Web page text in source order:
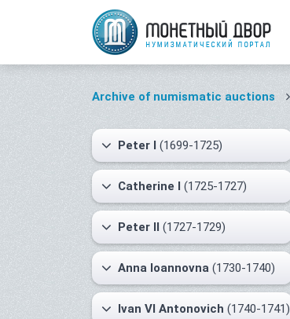
Archive of numismatic auctions
Peter I (1699-1725)
Catherine I (1725-1727)
Peter II (1727-1729)
Anna Ioannovna (1730-1740)
Ivan VI Antonovich (1740-1741)